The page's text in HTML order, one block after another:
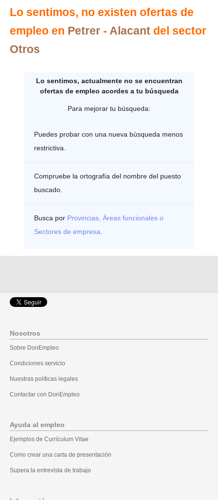
Lo sentimos, no existen ofertas de
empleo en Petrer - Alacant del sector
Otros
Lo sentimos, actualmente no se encuentran
ofertas de empleo acordes a tu búsqueda
Para mejorar tu búsqueda:
Puedes probar con una nueva búsqueda menos
restrictiva.
Compruebe la ortografía del nombre del puesto
buscado.
Busca por Provincias, Áreas funcionales o
Sectores de empresa
Nosotros
Sobre DonEmpleo
Condiciones servicio
Nuestras políticas legales
Contactar con DonEmpleo
Ayuda al empleo
Ejemplos de Currículum Vitae
Como crear una carta de presentación
Supera la entrevista de trabajo